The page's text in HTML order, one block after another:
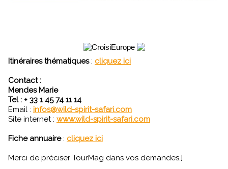
Itinéraires thématiques: cliquez ici
Contact :
Mendes Marie
Tel : + 33 1 45 74 11 14
Email : infos@wild-spirit-safari.com
Site internet : www.wild-spirit-safari.com
Fiche annuaire: cliquez ici
Merci de préciser TourMag dans vos demandes.]